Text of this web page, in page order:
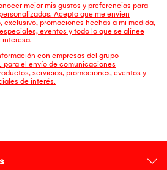
mejor mis gustos y preferencias para
Acepto que me envien
exclusivo, promociones hechas a mi medida,
eventos y todo lo que se alinee
interesa.
con empresas del grupo
para el envío de comunicaciones
servicios, promociones, eventos y
de interés.